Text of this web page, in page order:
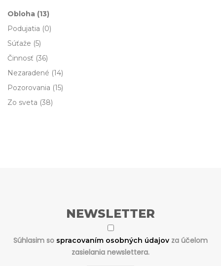
Obloha (13)
Podujatia (0)
Súťaže (5)
Činnosť (36)
Nezaradené (14)
Pozorovania (15)
Zo sveta (38)
NEWSLETTER
Súhlasim so spracovaním osobných údajov za účelom
zasielania newslettera.